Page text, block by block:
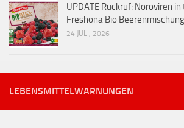
UPDATE Rückruf: Noroviren
Freshona Bio
24 JULI, 2026
LEBENSMITTELWARNUNGEN